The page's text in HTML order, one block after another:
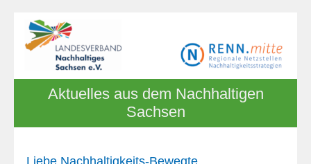
Aktuelles aus dem Nachhaltigen
Sachsen
Liebe Nachhaltigkeits-Bewegte,